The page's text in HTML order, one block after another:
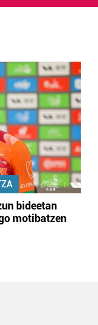
bideetan
motibatzen